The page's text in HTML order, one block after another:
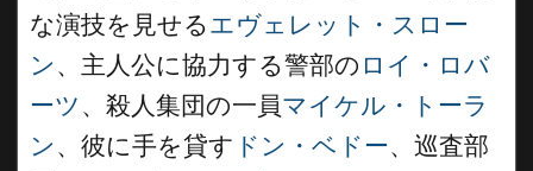
な演技を見せるエヴェレット・スロー
ン 、主人公に協力する警部の ロイ・ロバ
ーツ 、殺人集団の一員マイケル・トーラ
ン 、彼に手を貸す ドン・ベドー、巡査部